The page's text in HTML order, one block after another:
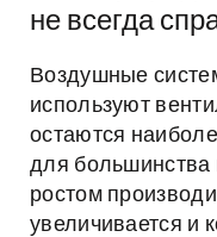
не всегда
Воздушные
используют
остаются
для большинства
ростом
увеличивается и